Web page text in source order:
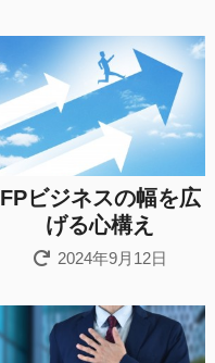
FPビジネスの幅を広
げる心構え
2024年9月12日